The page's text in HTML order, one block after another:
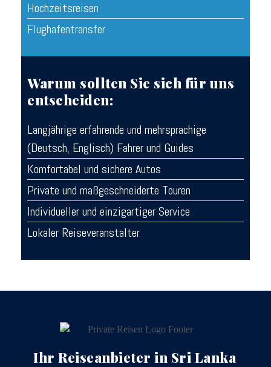
Hochzeitsreisen
Flughafentransfer
Warum sollten Sie sich für uns
entscheiden:
Langjährige erfahrende und mehrsprachige
(Deutsch, Englisch) Fahrer und Guides
Komfortabel und sichere Autos
Private und maßgeschneiderte Touren
Individueller und einzigartiger Service
Lokaler Reiseveranstalter
Ihr Reiseanbieter in Sri Lanka